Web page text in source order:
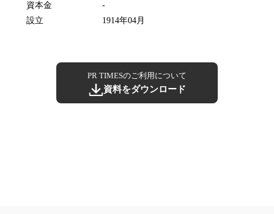
資本金
-
設立
1914年04月
PR TIMESのご利用について
資料をダウンロード